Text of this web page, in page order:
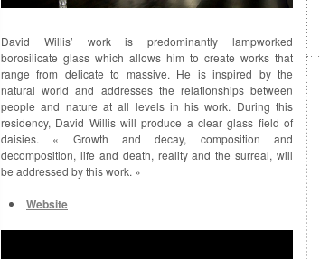
David Willis’ work is predominantly lampworked
borosilicate glass which allows him to create works that
range from delicate to massive. He is inspired by the
natural world and addresses the relationships between
people and nature at all levels in his work. During this
residency, David Willis will produce a clear glass field of
daisies. « Growth and decay, composition and
decomposition, life and death, reality and the surreal, will
be addressed by this work. »
Website